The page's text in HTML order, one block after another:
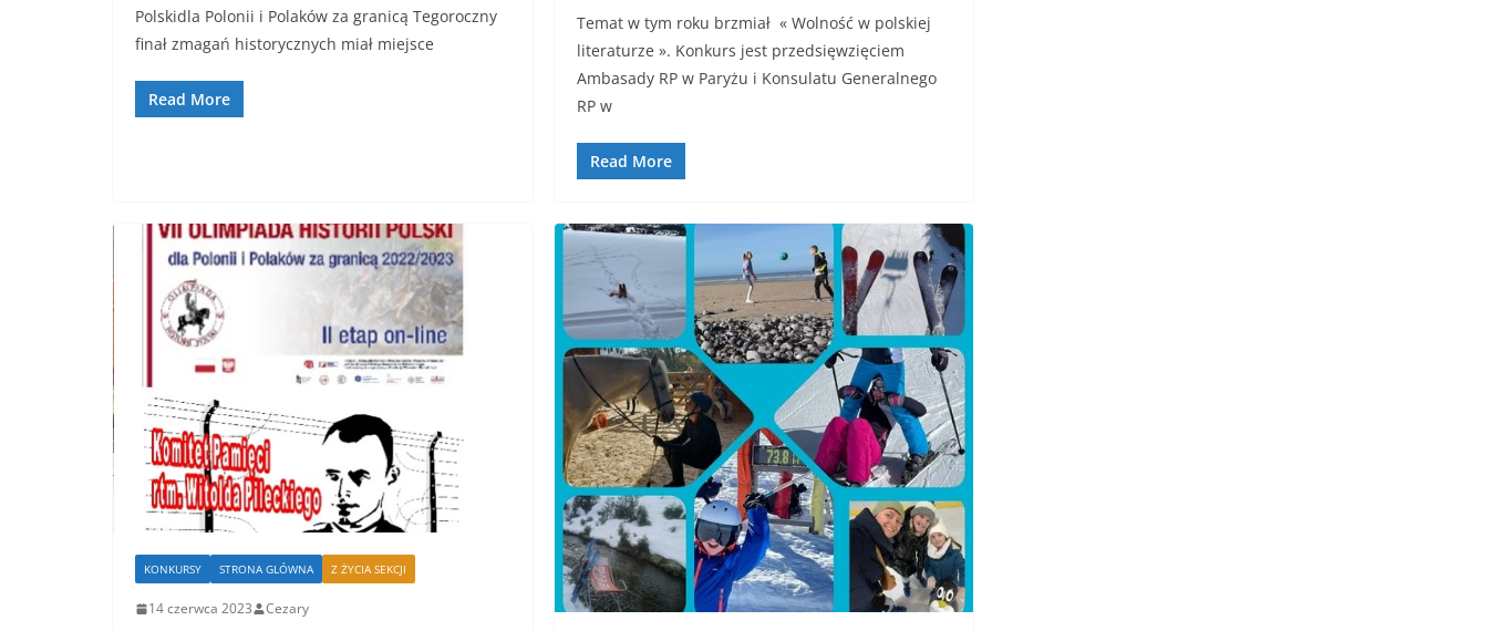
Polskidla Polonii i Polaków za granicą Tegoroczny
finał zmagań historycznych miał miejsce
Read More
Temat w tym roku brzmiał « Wolność w polskiej
literaturze ». Konkurs jest przedsięwzięciem
Ambasady RP w Paryżu i Konsulatu Generalnego
RP w
Read More
KONKURSY STRONA GLÓWNA Z ŻYCIA SEKCJI
14 czerwca 2023 Cezary